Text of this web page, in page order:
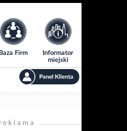
Baza Firm
Informator
miejski
reklama